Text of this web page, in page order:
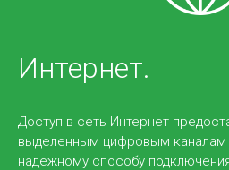
обращений в ИТ-
Интернет.
Доступ в сеть Интернет
выделенным цифровым каналам
надежному способу